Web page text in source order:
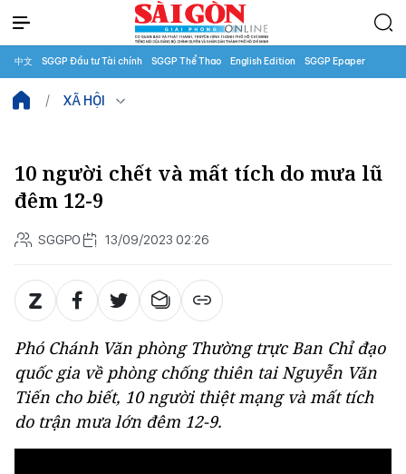
中文 SGGP Đầu tư Tài chính SGGP Thể Thao English Edition SGGP Epaper
XÃ HỘI
10 người chết và mất tích do mưa lũ
đêm 12-9
SGGPO 13/09/2023 02:26
Phó Chánh Văn phòng Thường trực Ban Chỉ đạo
quốc gia về phòng chống thiên tai Nguyễn Văn
Tiến cho biết, 10 người thiệt mạng và mất tích
do trận mưa lớn đêm 12-9.